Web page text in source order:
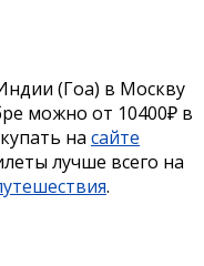
(Гоа) в Москву
можно от 10400₽ в
на сайте
лучше всего на
.